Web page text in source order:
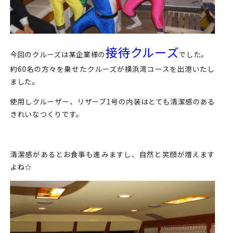
今回のクルーズは某企業様の接待クルーズでした。
約60名の方々を乗せたクルーズが横浜湾コースを出港いたし
ました。
使用しクルーザー、リザーブ1号の内装はとても清潔感のある
きれいなつくりです。
清潔感があるとお食事も進みますし、自然と笑顔が増えます
よね☆